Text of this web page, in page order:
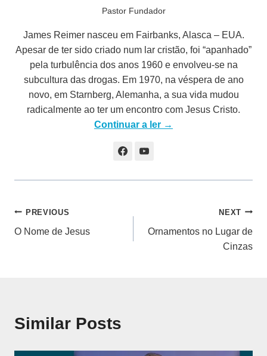
Pastor Fundador
James Reimer nasceu em Fairbanks, Alasca – EUA.
Apesar de ter sido criado num lar cristão, foi “apanhado”
pela turbulência dos anos 1960 e envolveu-se na
subcultura das drogas. Em 1970, na véspera de ano
novo, em Starnberg, Alemanha, a sua vida mudou
radicalmente ao ter um encontro com Jesus Cristo.
Continuar a ler →
Navegação
de
PREVIOUS
O Nome de Jesus
NEXT
Ornamentos no Lugar de
Cinzas
Similar Posts